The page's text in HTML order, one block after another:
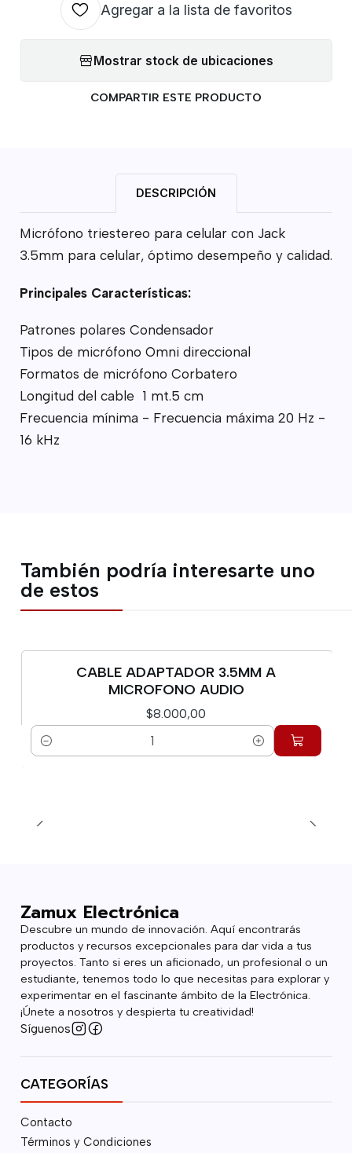
Agregar a la lista de favoritos
Mostrar stock de ubicaciones
COMPARTIR ESTE PRODUCTO
DESCRIPCIÓN
Micrófono triestereo para celular con Jack
3.5mm para celular, óptimo desempeño y calidad.
Principales Características:
Patrones polares Condensador
Tipos de micrófono Omni direccional
Formatos de micrófono Corbatero
Longitud del cable 1 mt.5 cm
Frecuencia mínima - Frecuencia máxima 20 Hz -
16 kHz
También podría interesarte uno
de estos
CABLE ADAPTADOR 3.5MM A
MICROFONO AUDIO
$8.000,00
Cantidad
Zamux Electrónica
Descubre un mundo de innovación. Aquí encontrarás
productos y recursos excepcionales para dar vida a tus
proyectos. Tanto si eres un aficionado, un profesional o un
estudiante, tenemos todo lo que necesitas para explorar y
experimentar en el fascinante ámbito de la Electrónica.
¡Únete a nosotros y despierta tu creatividad!
Síguenos
CATEGORÍAS
Contacto
Términos y Condiciones